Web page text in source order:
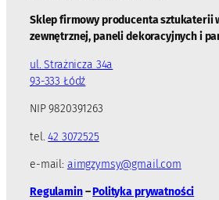
Sklep firmowy producenta sztukaterii
zewnętrznej, paneli dekoracyjnych i
ul. Strażnicza 34a
93-333 Łódź
NIP 9820391263
tel.42 3072525
e-mail: aimgzymsy@gmail.com
Regulamin–Polityka prywatności